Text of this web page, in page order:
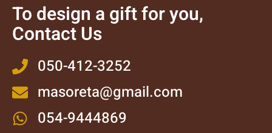
To design a gift for you,
Contact Us
050-412-3252
masoreta@gmail.com
054-9444869